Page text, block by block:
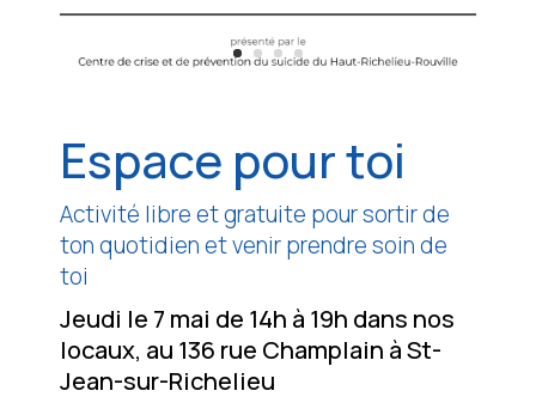
Espace pour toi
Activité libre et gratuite pour sortir de
ton quotidien et venir prendre soin de
toi
Jeudi le 7 mai de 14h à 19h dans nos
locaux, au 136 rue Champlain à St-
Jean-sur-Richelieu